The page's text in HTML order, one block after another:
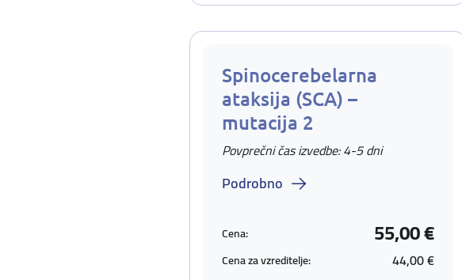
Spinocerebelarna
ataksija (SCA) –
mutacija 2
Povprečni čas izvedbe: 4-5 dni
Podrobno
Cena: 55,00 €
Cena za vzreditelje: 44,00 €